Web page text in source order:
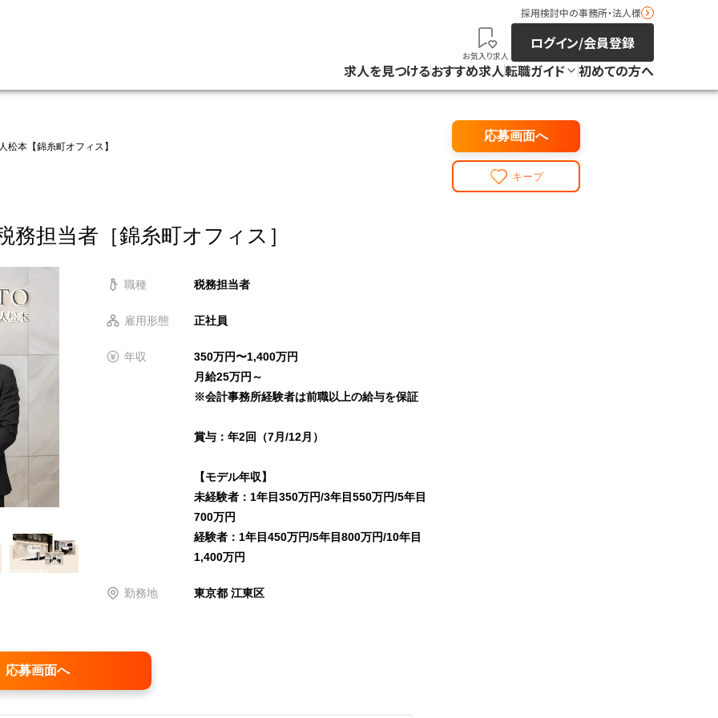
採用検討中の事務所・法人様
お気入り求人
ログイン/会員登録
求人を見つけるおすすめ求人転職ガイド 初めての方へ
松本【錦糸町オフィス】
務担当者［錦糸町オフィス］
職種 税務担当者
雇用形態 正社員
年収
350万円〜1,400万円
月給25万円～
※会計事務所経験者は前職以上の給与を保証
賞与：年2回（7月/12月）
【モデル年収】
未経験者：1年目350万円/3年目550万円/5年目
700万円
経験者：1年目450万円/5年目800万円/10年目
1,400万円
勤務地 東京都 江東区
応募画面へ
キープ
応募画面へ